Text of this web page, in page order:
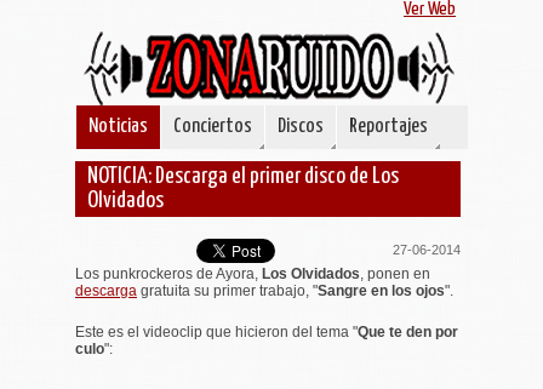
Ver Web
Noticias Conciertos Discos Reportajes
NOTICIA: Descarga el primer disco de Los
Olvidados
27-06-2014
Los punkrockeros de Ayora, Los Olvidados , ponen en
descarga gratuita su primer trabajo, "Sangre en los ojos".
Este es el videoclip que hicieron del tema "Que te den por
culo":